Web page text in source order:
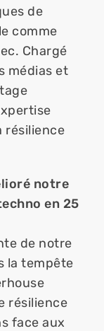
de
comme
Chargé
médias et
résilience
notre
en 25
de notre
la tempête
résilience
face aux